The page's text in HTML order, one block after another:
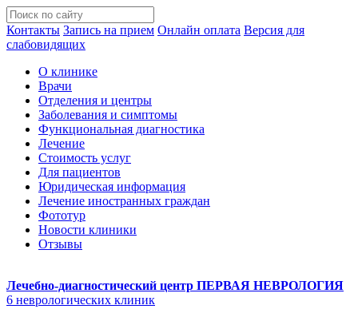
Контакты Запись на прием Онлайн оплата Версия для
слабовидящих
О клинике
Врачи
Отделения и центры
Заболевания и симптомы
Функциональная диагностика
Лечение
Стоимость услуг
Для пациентов
Юридическая информация
Лечение иностранных граждан
Фототур
Новости клиники
Отзывы
Лечебно-диагностический центр ПЕРВАЯ НЕВРОЛОГИЯ
6 неврологических клиник